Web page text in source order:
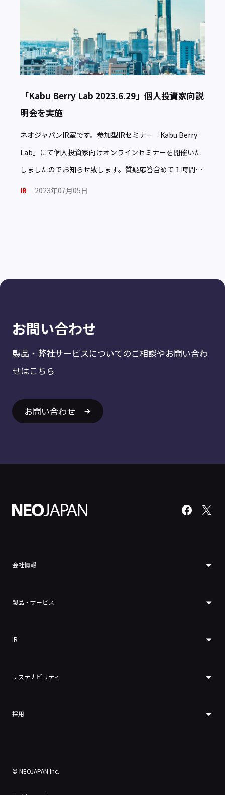
「Kabu Berry Lab 2023.6.29」個人投資家向説
明会を実施
ネオジャパンIR室です。参加型IRセミナー「Kabu Berry
Lab」にて個人投資家向けオンラインセミナーを開催いた
しましたのでお知らせ致します。質疑応答含めて１時間を
超える盛りだくさんな内容となっております。ぜひご […]
IR 2023年07月05日
お問い合わせ
製品・弊社サービスについてのご相談やお問い合わ
せはこちら
お問い合わせ
会社情報
製品・サービス
IR
サステナビリティ
採用
© NEOJAPAN Inc.